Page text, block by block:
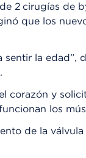
2 cirugías de
que los
la edad”,
corazón y
los
de la